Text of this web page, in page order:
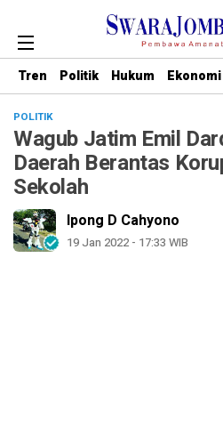
Tren Politik Hukum Ekonomi
POLITIK
Wagub Jatim Emil
Daerah Berantas
Sekolah
Ipong D Cahyono
19 Jan 2022 - 17:33 WIB